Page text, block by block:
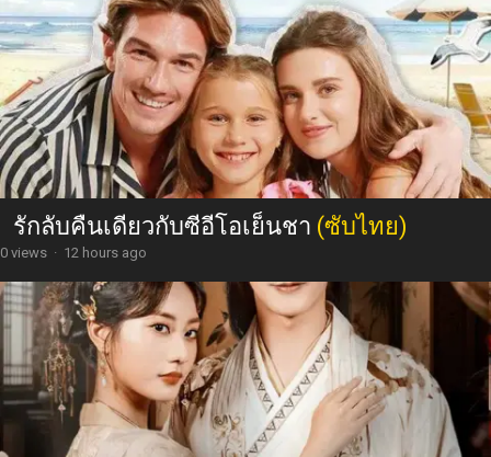
รักลับคืนเดียวกับซีอีโอเย็นชา (ซับไทย)
0 views · 12 hours ago